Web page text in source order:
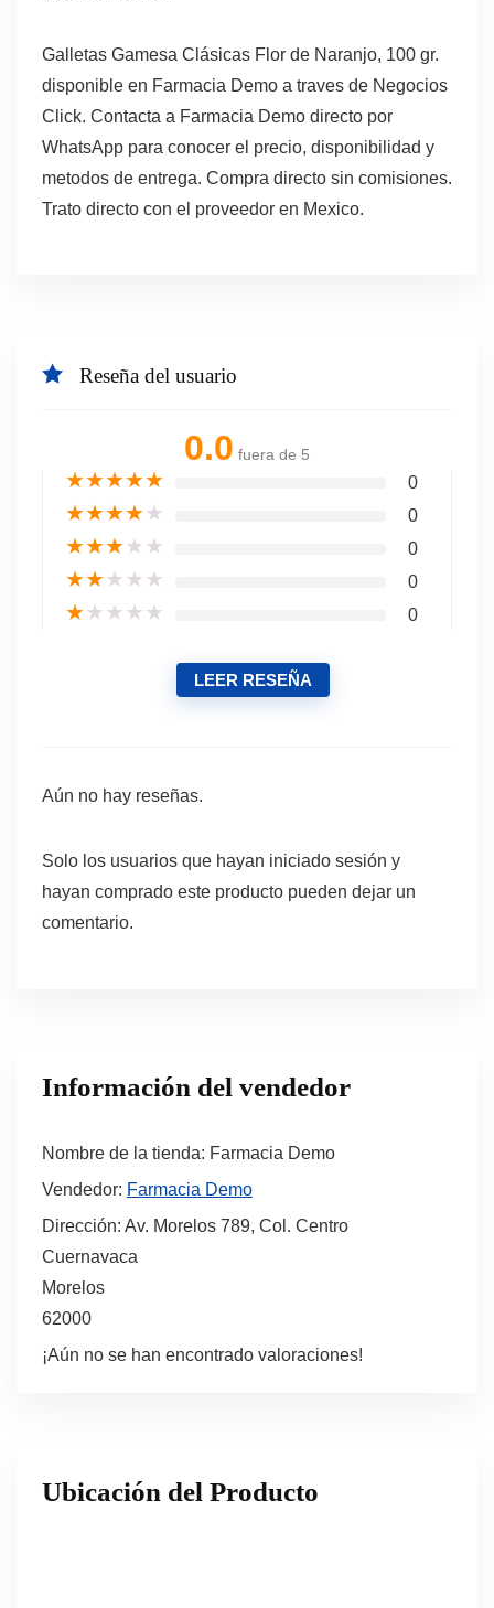
Galletas Gamesa Clásicas Flor de Naranjo, 100 gr.
disponible en Farmacia Demo a traves de Negocios
Click. Contacta a Farmacia Demo directo por
WhatsApp para conocer el precio, disponibilidad y
metodos de entrega. Compra directo sin comisiones.
Trato directo con el proveedor en Mexico.
Reseña del usuario
0.0 fuera de 5
★★★★★ 0
★★★★★ 0
★★★★★ 0
★★★★★ 0
★★★★★ 0
LEER RESEÑA
Aún no hay reseñas.
Solo los usuarios que hayan iniciado sesión y
hayan comprado este producto pueden dejar un
comentario.
Información del vendedor
Nombre de la tienda: Farmacia Demo
Vendedor: Farmacia Demo
Dirección: Av. Morelos 789, Col. Centro
Cuernavaca
Morelos
62000
¡Aún no se han encontrado valoraciones!
Ubicación del Producto